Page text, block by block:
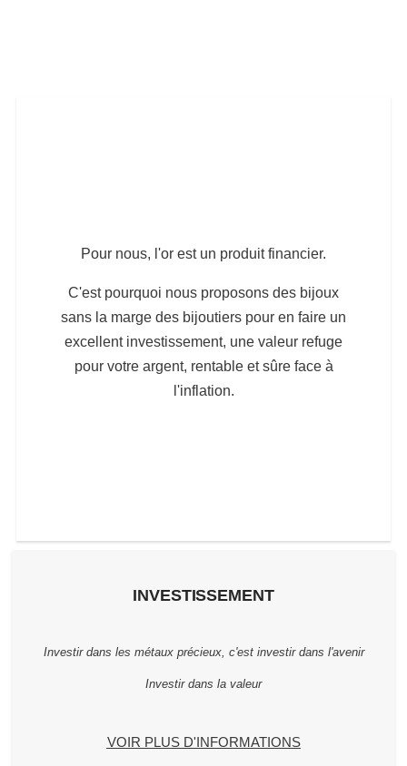
Pour nous, l'or est un produit financier.
C'est pourquoi nous proposons des bijoux
sans la marge des bijoutiers pour en faire un
excellent investissement, une valeur refuge
pour votre argent, rentable et sûre face à
l'inflation.
INVESTISSEMENT
Investir dans les métaux précieux, c'est investir dans l'avenir
Investir dans la valeur
VOIR PLUS D'INFORMATIONS